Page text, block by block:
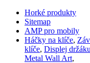
Horké produkty
Sitemap
AMP pro mobily
Háčky na klíče,
klíče, Displej
Metal Wall Art,